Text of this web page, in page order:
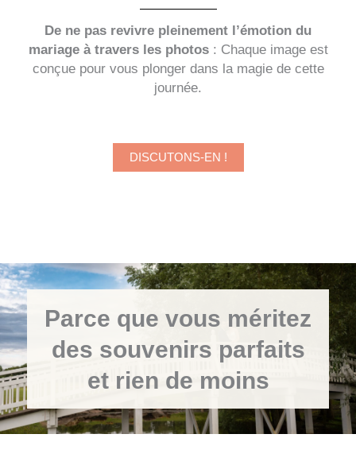
De ne pas revivre pleinement l’émotion du
mariage à travers les photos: Chaque image est
conçue pour vous plonger dans la magie de cette
journée.
DISCUTONS-EN !
Parce que vous méritez
des souvenirs parfaits
et rien de moins